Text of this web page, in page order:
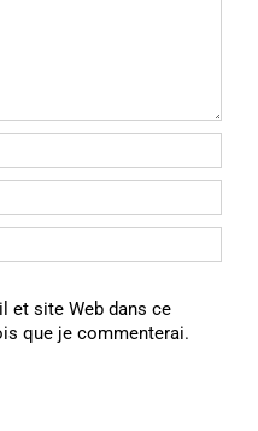
et site Web dans ce
que je commenterai.